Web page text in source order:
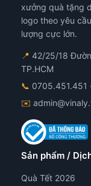
xưởng quà tặng
logo theo yêu
lượng cực lớn.
📍 42/25/18
TP.HCM
📞 0705.451.451
✉️
Sản phẩm /
Quà Tết 2026